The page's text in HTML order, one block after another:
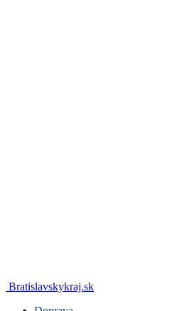
Bratislavskykraj.sk